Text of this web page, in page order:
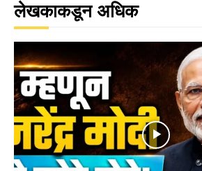
लेखकाकडून अधिक